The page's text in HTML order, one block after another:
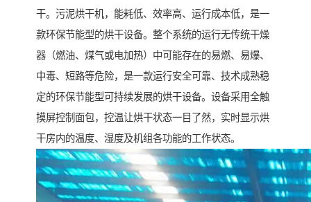
干。污泥烘干机，能耗低、效率高、运行成本低，是一
款环保节能型的烘干设备。整个系统的运行无传统干燥
器（燃油、煤气或电加热）中可能存在的易燃、易爆、
中毒、短路等危险，是一款运行安全可靠、技术成熟稳
定的环保节能型可持续发展的烘干设备。设备采用全触
摸屏控制面包，控温让烘干状态一目了然，实时显示烘
干房内的温度、湿度及机组各功能的工作状态。